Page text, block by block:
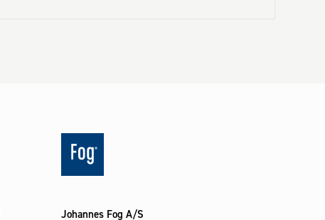
Johannes Fog A/S